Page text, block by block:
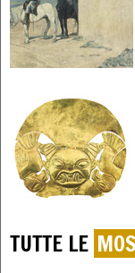
TUTTE LE